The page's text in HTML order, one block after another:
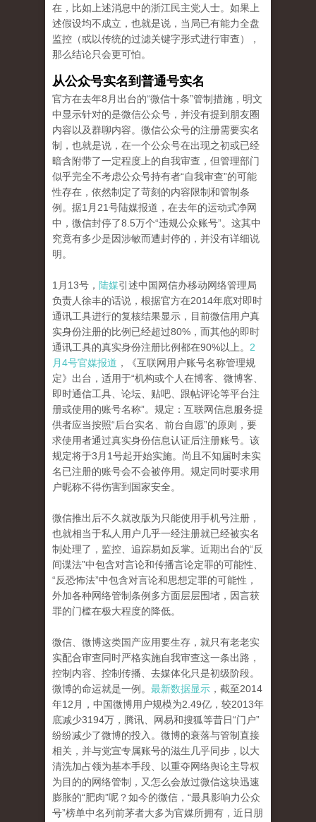
在，比如上述消息中的浙江民主党人士。如果上
述假设均不成立，也就是说，当局已有能力全盘
监控（或以传统的过滤关键字形式进行审查），
那么结论只会更可怕。
从公众号实名到普通号实名
官方在去年8月出台的“微信十条”管制措施，明文
中显示针对的是微信公众号，并没有提到朋友圈
内容以及群聊内容。微信公众号的注册需要实名
制，也就是说，在一个公众号在出现之初或已经
暗含附带了一定程度上的自我审查，但管理部门
似乎完全不考虑公众号持有者“自我审查”的可能
性存在，依然制定了苛刻的内容限制和管制条
例。据1月21号陆媒报道，在去年的运动式净网
中，微信封停了8.5万个“违规公众账号”。这其中
究竟有多少是因涉敏而遭封停的，并没有详细说
明。
1月13号， 陆媒引述中国网信办移动网络管理局
负责人徐丰的话说，根据官方在2014年底对即时
通讯工具进行的复核结果显示，目前微信用户真
实身份注册的比例已经超过80%，而其他的即时
通讯工具的真实身份注册比例都在90%以上。 2
月4号官媒报道 ，《互联网用户账号名称管理规
定》出台，适用于“机构或个人在博客、微博客、
即时通信工具、论坛、贴吧、跟帖评论等平台注
册或使用的账号名称”。规定：互联网信息服务提
供者应当按照“后台实名、前台自愿”的原则，要
求使用者通过真实身份信息认证后注册账号。该
规定将于3月1号起开始实施。尚且不知届时未实
名已注册的账号会不会被停用。规定同时要求用
户昵称不得伤害到国家安全。
微信推出后不久就改版为只能使用手机号注册，
也就相当于私人用户几乎一经注册就已经被实名
制处理了，监控、追踪易如反掌。近期出台的“反
间谍法”中包含对言论和传播言论定罪的可能性、
“反恐怖法”中包含对言论和思想定罪的可能性，
外加各种网络管制条例多方面层层围堵，因言获
罪的门槛在极大程度的降低。
微信、微博这类国产应用要生存，就只有老老实
实配合审查同时严格实施自我审查这一条出路，
控制内容、控制传播、去媒体化只是初级阶段。
微博的命运就是一例。 最新数据显示 ，截至2014
年12月，中国微博用户规模为2.49亿，较2013年
底减少3194万，腾讯、网易和搜狐等昔日“门户”
纷纷减少了微博的投入。微博的衰落与管制直接
相关，并与党宣专属账号的滋生几乎同步，以大
清洗加占领为基本手段、以重夺网络舆论主导权
为目的的网络管制，又怎么会放过微信这块迅速
膨胀的“肥肉”呢？如今的微信，“最具影响力公众
号”榜单中名列前茅者大多为官媒所拥有，近日朋